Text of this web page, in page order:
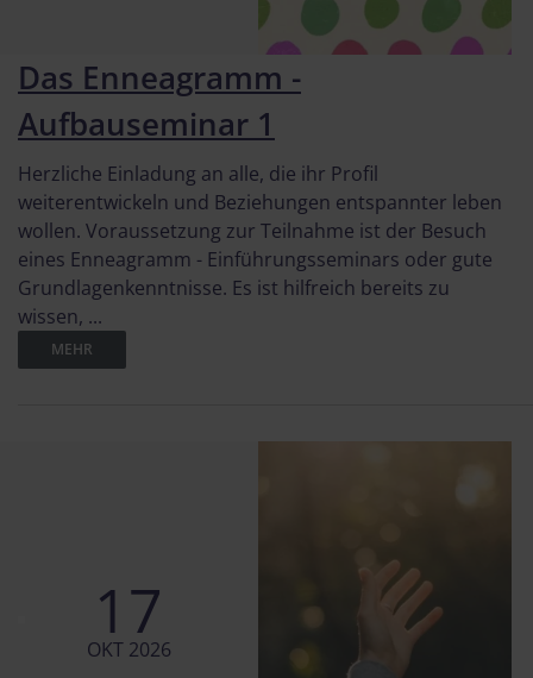
Das Enneagramm -
Aufbauseminar 1
Herzliche Einladung an alle, die ihr Profil
weiterentwickeln und Beziehungen entspannter leben
wollen. Voraussetzung zur Teilnahme ist der Besuch
eines Enneagramm - Einführungsseminars oder gute
Grundlagenkenntnisse. Es ist hilfreich bereits zu
wissen, ...
MEHR
17
OKT 2026